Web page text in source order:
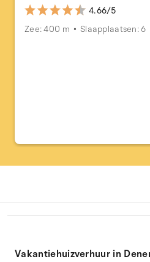
4.66/5
Zee: 400 m
Slaapplaatsen: 6
Vakantiehuizverhuur in